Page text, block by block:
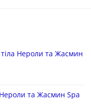
Нероли та Жасмин
та Жасмин Spa